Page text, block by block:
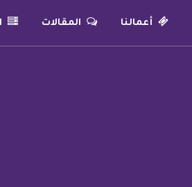
أعمالنا المقالات